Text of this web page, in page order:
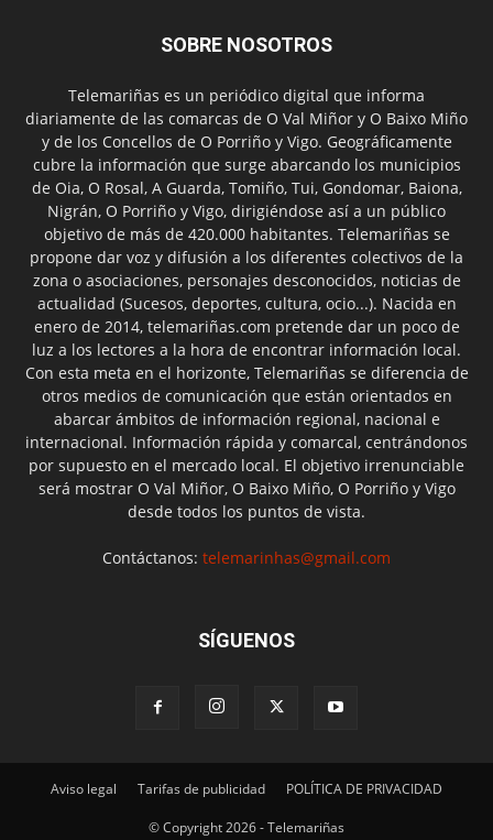
SOBRE NOSOTROS
Telemariñas es un periódico digital que informa
diariamente de las comarcas de O Val Miñor y O Baixo Miño
y de los Concellos de O Porriño y Vigo. Geográficamente
cubre la información que surge abarcando los municipios
de Oia, O Rosal, A Guarda, Tomiño, Tui, Gondomar, Baiona,
Nigrán, O Porriño y Vigo, dirigiéndose así a un público
objetivo de más de 420.000 habitantes. Telemariñas se
propone dar voz y difusión a los diferentes colectivos de la
zona o asociaciones, personajes desconocidos, noticias de
actualidad (Sucesos, deportes, cultura, ocio...). Nacida en
enero de 2014, telemariñas.com pretende dar un poco de
luz a los lectores a la hora de encontrar información local.
Con esta meta en el horizonte, Telemariñas se diferencia de
otros medios de comunicación que están orientados en
abarcar ámbitos de información regional, nacional e
internacional. Información rápida y comarcal, centrándonos
por supuesto en el mercado local. El objetivo irrenunciable
será mostrar O Val Miñor, O Baixo Miño, O Porriño y Vigo
desde todos los puntos de vista.
Contáctanos: telemarinhas@gmail.com
SÍGUENOS
Aviso legal Tarifas de publicidad POLÍTICA DE PRIVACIDAD
© Copyright 2026 - Telemariñas